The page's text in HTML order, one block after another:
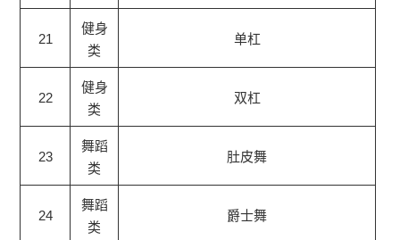
21
健身
类
单杠
22
健身
类
双杠
23
舞蹈
类
肚皮舞
24
舞蹈
类
爵士舞